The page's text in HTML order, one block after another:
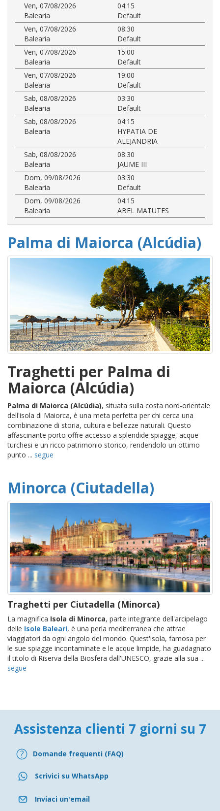
Ven, 07/08/2026
04:15
Balearia
Default
Ven, 07/08/2026
08:30
Balearia
Default
Ven, 07/08/2026
15:00
Balearia
Default
Ven, 07/08/2026
19:00
Balearia
Default
Sab, 08/08/2026
03:30
Balearia
Default
Sab, 08/08/2026
04:15
Balearia
HYPATIA DE
ALEJANDRIA
Sab, 08/08/2026
08:30
Balearia
JAUME III
Dom, 09/08/2026
03:30
Balearia
Default
Dom, 09/08/2026
04:15
Balearia
ABEL MATUTES
Palma di Maiorca (Alcúdia)
Traghetti per Palma di
Maiorca (Alcúdia)
Palma di Maiorca (Alcúdia), situata sulla costa nord-orientale
dell'isola di Maiorca, è una meta perfetta per chi cerca una
combinazione di storia, cultura e bellezze naturali. Questo
affascinante porto offre accesso a splendide spiagge, acque
turchesi e un ricco patrimonio storico, rendendolo un ottimo
punto ... segue
Minorca (Ciutadella)
Traghetti per Ciutadella (Minorca)
La magnifica Isola di Minorca, parte integrante dell'arcipelago
delle Isole Baleari, è una perla mediterranea che attrae
viaggiatori da ogni angolo del mondo. Quest'isola, famosa per
le sue spiagge incontaminate e le acque limpide, ha guadagnato
il titolo di Riserva della Biosfera dall'UNESCO, grazie alla sua ...
segue
Assistenza clienti 7 giorni su 7
Domande frequenti (FAQ)
Scrivici su WhatsApp
Inviaci un'email